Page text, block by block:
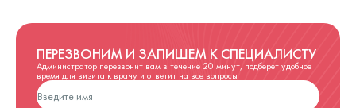
ПЕРЕЗВОНИМ И ЗАПИШЕМ К СПЕЦИАЛИСТУ
Администратор перезвонит вам в течение 20 минут, подберет удобное
время для визита к врачу и ответит на все вопросы